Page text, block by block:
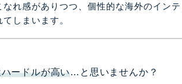
なれ感がありつつ、個性的な海外のインテ
しまいます。
ードルが高い…と思いませんか？